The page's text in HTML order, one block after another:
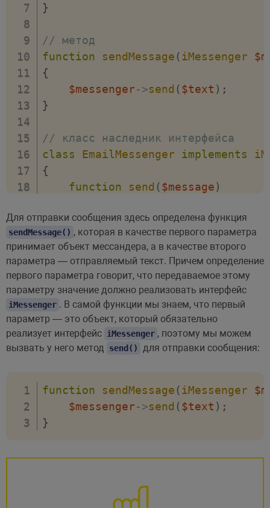
}
// метод
function
sendMessage (iMessenger
{
$messenger->send ($text ) ;
}
// класс наследник интерфейса
class
EmailMessenger implements
{
function
send ($message)
echo "Отправка
}
}
// объект класса
$outlook
= new EmailMessenger()
sendMessage ($outlook, "Hello
Для отправки сообщения здесь определена функция
sendMessage() , которая в качестве первого параметра
принимает объект мессандера, а в качестве второго
параметра — отправляемый текст. Причем определение
первого параметра говорит, что передаваемое этому
параметру значение должно реализовать интерфейс
iMessenger . В самой функции мы знаем, что первый
параметр — это объект, который обязательно
реализует интерфейс iMessenger , поэтому мы можем
вызвать у него метод
send() для отправки сообщения:
function sendMessage (iMessenger
$messenger->send ($text ) ;
}